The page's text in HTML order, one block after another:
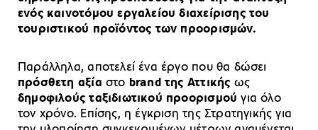
ενός καινοτόμου εργαλείου διαχείρισης του
τουριστικού προϊόντος των προορισμών.
Παράλληλα, αποτελεί ένα έργο που θα δώσει
πρόσθετη αξία στο brand της Αττικής ως
δημοφιλούς ταξιδιωτικού προορισμού για όλο
τον χρόνο. Επίσης, η έγκριση της Στρατηγικής για